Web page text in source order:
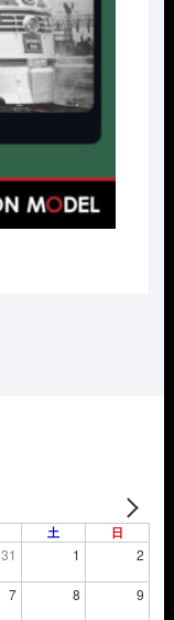
土 日
31 1 2
7 8 9